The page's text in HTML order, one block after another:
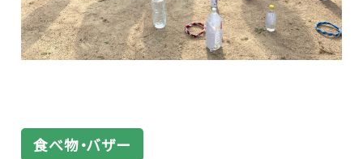
食べ物・バザー